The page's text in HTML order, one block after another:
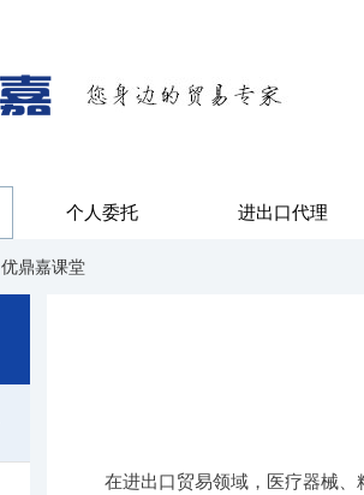
个人委托 进出口代理
优鼎嘉课堂
在进出口贸易领域，医疗器械